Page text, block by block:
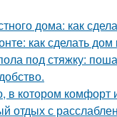
дома: как
как сделать
под стяжку:
в котором комфорт
отдых с